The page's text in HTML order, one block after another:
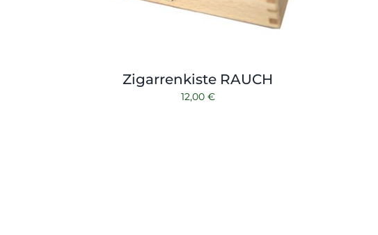
Zigarrenkiste RAUCH
12,00 €